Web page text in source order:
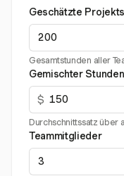
Geschätzte
Gesamtstunden aller
Gemischter
$
Durchschnittssatz über
Teammitglieder